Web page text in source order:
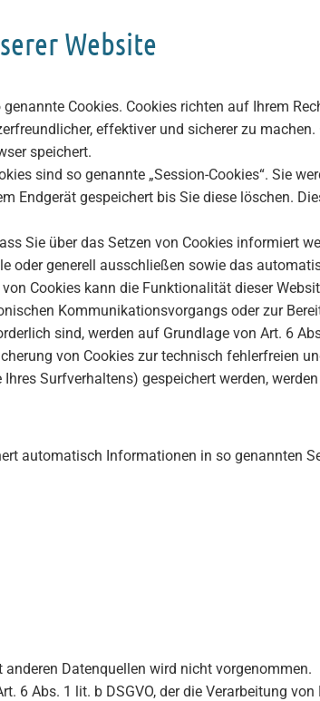
Website
Cookies. Cookies richten auf Ihrem
effektiver und sicherer zu
speichert.
sind so genannte „Session-Cookies“. Sie
Endgerät gespeichert bis Sie diese löschen.
Sie über das Setzen von Cookies informiert
oder generell ausschließen sowie das
Cookies kann die Funktionalität dieser
Kommunikationsvorgangs oder zur
sind, werden auf Grundlage von Art. 6
von Cookies zur technisch fehlerfreien
Surfverhaltens) gespeichert werden,
automatisch Informationen in so genannten
Datenquellen wird nicht vorgenommen.
6 Abs. 1 lit. b DSGVO, der die Verarbeitung